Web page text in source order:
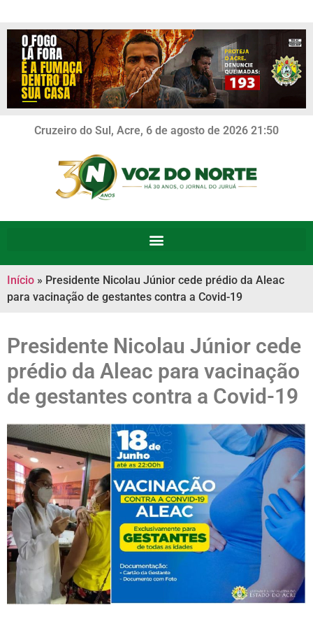
Cruzeiro do Sul, Acre, 6 de agosto de 2026 21:50
Início » Presidente Nicolau Júnior cede prédio da Aleac
para vacinação de gestantes contra a Covid-19
Presidente Nicolau Júnior cede
prédio da Aleac para vacinação
de gestantes contra a Covid-19